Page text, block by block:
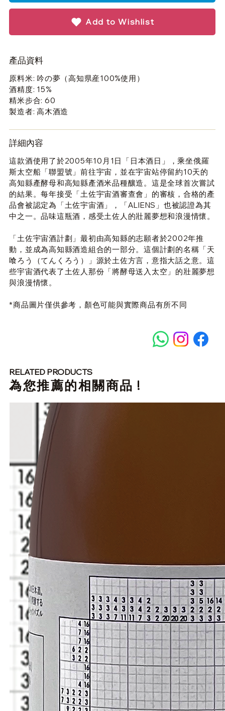
Add to Wishlist
產品資料
原料米: 吟の夢（高知県産100%使用）
酒精度: 15%
精米步合: 60
製造者: 高木酒造
詳細內容
這款酒使用了於2005年10 月 1 日「日本酒日」，乘坐俄羅
斯太空船「聯盟號」前往宇宙，並在宇宙站停留約10天的
高知縣產酵母和高知縣產酒米品種釀造。這是全球首次嘗試
的結果。每年接受「土佐宇宙酒審查會」的審核，合格的產
品會被認定為「土佐宇宙酒」，「ALIENS 」也被認證為其
中之一。品味這瓶酒，感受土佐人的壯麗夢想和浪漫情懷。
「土佐宇宙酒計劃」最初由高知縣的志願者於2002年推
動，並成為高知縣酒造組合的一部分。這個計劃的名稱「天
喰ろう（てんくろう）」源於土佐方言，意指大話之意。這
些宇宙酒代表了土佐人那份「將酵母送入太空」的壯麗夢想
與浪漫情懷。
*商品圖片僅供參考，顏色可能與實際商品有所不同
RELATED PRODUCTS
​為您推薦的相關商品 !